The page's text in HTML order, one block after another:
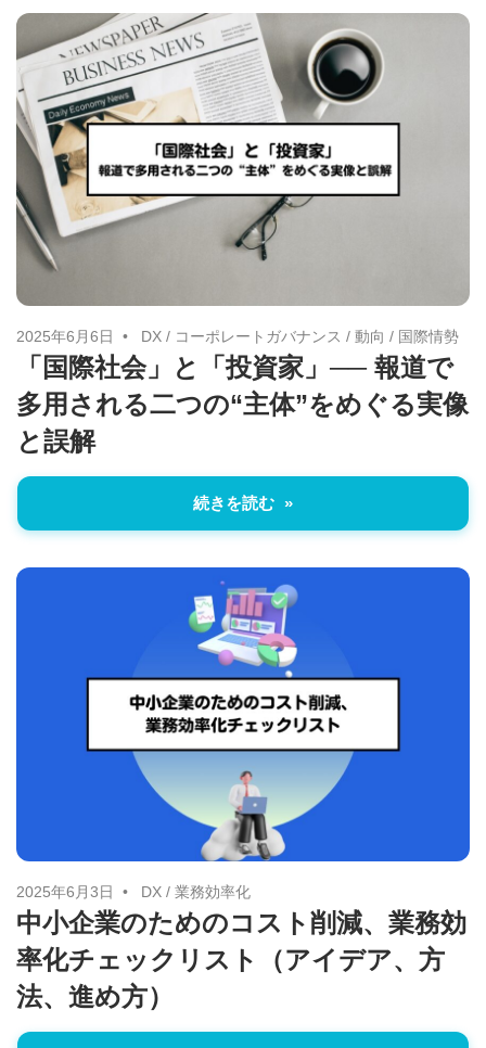
2025年6月6日 DX/ コーポレートガバナンス / 動向 / 国際情勢
「国際社会」と「投資家」── 報道で
多用される二つの“主体”をめぐる実像
と誤解
続きを読む
2025年6月3日 DX/ 業務効率化
中小企業のためのコスト削減、業務効
率化チェックリスト（アイデア、方
法、進め方）